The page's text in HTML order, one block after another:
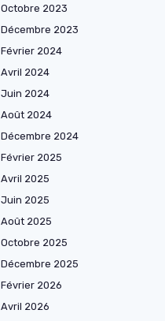
Octobre 2023
Décembre 2023
Février 2024
Avril 2024
Juin 2024
Août 2024
Décembre 2024
Février 2025
Avril 2025
Juin 2025
Août 2025
Octobre 2025
Décembre 2025
Février 2026
Avril 2026